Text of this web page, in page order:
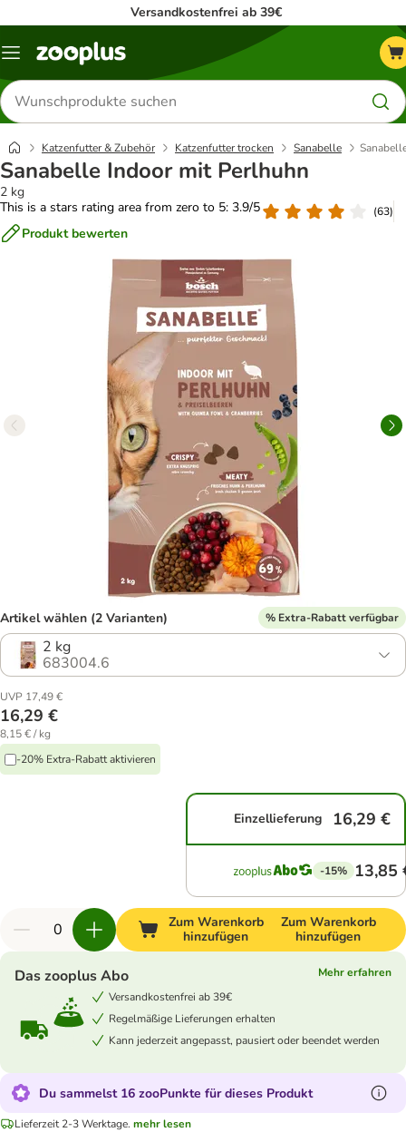
Versandkostenfrei ab 39€
Menü
Produkte
suchen
Katzenfutter & Zubehör Katzenfutter trocken Sanabelle
Sanabelle Indoor mit Perlhuhn
2 kg
This is a stars rating area from zero to 5: 3.9/5
(63)
Produkt bewerten
Artikel wählen (2 Varianten) % Extra-Rabatt verfügbar
2 kg
683004.6
UVP 17,49 €
16,29 €
8,15 € / kg
-20% Extra-Rabatt aktivieren
Einzellieferung 16,29 €
-15% 13,85
Zum Warenkorb
hinzufügen
Zum Warenkorb
hinzufügen
Das zooplus Abo
Mehr erfahren
Versandkostenfrei ab 39€
Regelmäßige Lieferungen erhalten
Kann jederzeit angepasst, pausiert oder beendet werden
Du sammelst 16 zooPunkte für dieses Produkt
Lieferzeit 2-3 Werktage. mehr lesen